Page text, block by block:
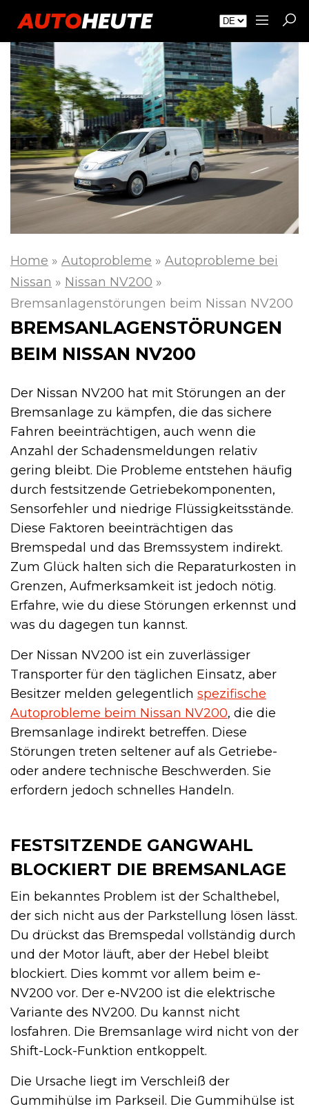
Home » Autoprobleme » Autoprobleme bei
Nissan » Nissan NV200 »
Bremsanlagenstörungen beim Nissan NV200
BREMSANLAGENSTÖRUNGEN
BEIM NISSAN NV200
Der Nissan NV200 hat mit Störungen an der
Bremsanlage zu kämpfen, die das sichere
Fahren beeinträchtigen, auch wenn die
Anzahl der Schadensmeldungen relativ
gering bleibt. Die Probleme entstehen häufig
durch festsitzende Getriebekomponenten,
Sensorfehler und niedrige Flüssigkeitsstände.
Diese Faktoren beeinträchtigen das
Bremspedal und das Bremssystem indirekt.
Zum Glück halten sich die Reparaturkosten in
Grenzen, Aufmerksamkeit ist jedoch nötig.
Erfahre, wie du diese Störungen erkennst und
was du dagegen tun kannst.
Der Nissan NV200 ist ein zuverlässiger
Transporter für den täglichen Einsatz, aber
Besitzer melden gelegentlich spezifische
Autoprobleme beim Nissan NV200, die die
Bremsanlage indirekt betreffen. Diese
Störungen treten seltener auf als Getriebe-
oder andere technische Beschwerden. Sie
erfordern jedoch schnelles Handeln.
FESTSITZENDE GANGWAHL
BLOCKIERT DIE BREMSANLAGE
Ein bekanntes Problem ist der Schalthebel,
der sich nicht aus der Parkstellung lösen lässt.
Du drückst das Bremspedal vollständig durch
und der Motor läuft, aber der Hebel bleibt
blockiert. Dies kommt vor allem beim e-
NV200 vor. Der e-NV200 ist die elektrische
Variante des NV200. Du kannst nicht
losfahren. Die Bremsanlage wird nicht von der
Shift-Lock-Funktion entkoppelt.
Die Ursache liegt im Verschleiß der
Gummihülse im Parkseil. Die Gummihülse ist